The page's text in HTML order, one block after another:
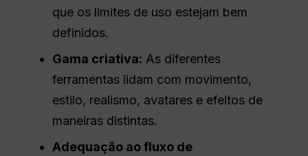
que os limites de uso estejam bem
definidos.
Gama criativa: As diferentes
ferramentas lidam com movimento,
estilo, realismo, avatares e efeitos de
maneiras distintas.
Adequação ao fluxo de